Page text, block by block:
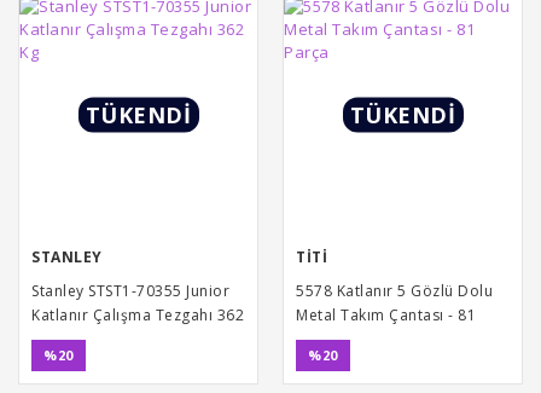
TÜKENDİ
STANLEY
Stanley STST1-70355 Junior
Katlanır Çalışma Tezgahı 362
Kg
%20
TÜKENDİ
TİTİ
5578 Katlanır 5 Gözlü Dolu
Metal Takım Çantası - 81
Parça
%20